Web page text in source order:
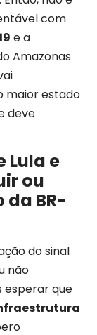
com
e a
Amazonas
maior estado
deve
Lula e
ou
BR-
do sinal
não
esperar que